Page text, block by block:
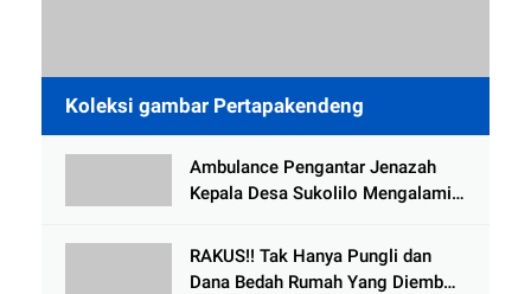
Koleksi gambar Pertapakendeng
Ambulance Pengantar Jenazah
Kepala Desa Sukolilo Mengalami
Meninggal Dunia
RAKUS!! Tak Hanya Pungli dan
Dana Bedah Rumah Yang Diembat,